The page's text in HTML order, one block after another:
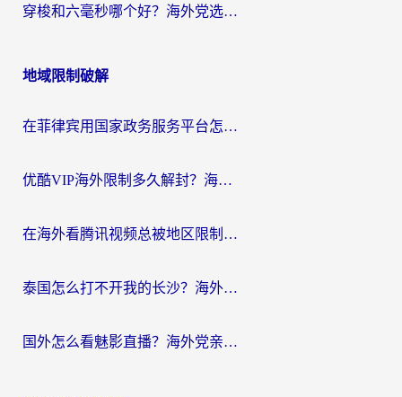
穿梭和六毫秒哪个好？海外党选回国加速器的避坑指南，附番茄加速器实测
地域限制破解
在菲律宾用国家政务服务平台怎么把定位修改到中国国内？3步解决+海外看剧听歌全攻略
优酷VIP海外限制多久解封？海外党必看的跨区难题一站式解决指南
在海外看腾讯视频总被地区限制？选对回国加速器，还能解决泰国政务网和蜻蜓FM卡顿问题
泰国怎么打不开我的长沙？海外党追剧看片的破局指南
国外怎么看魅影直播？海外党亲测有效的回国加速指南（附听歌、看央视VIP技巧）